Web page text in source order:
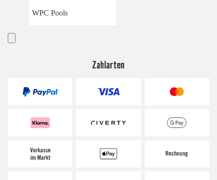
WPC Pools
Zahlarten